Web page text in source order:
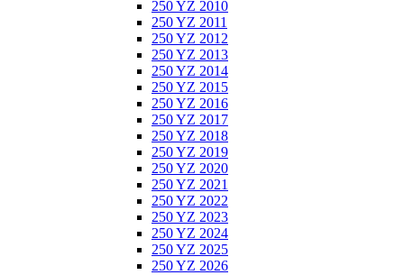
250 YZ 2010
250 YZ 2011
250 YZ 2012
250 YZ 2013
250 YZ 2014
250 YZ 2015
250 YZ 2016
250 YZ 2017
250 YZ 2018
250 YZ 2019
250 YZ 2020
250 YZ 2021
250 YZ 2022
250 YZ 2023
250 YZ 2024
250 YZ 2025
250 YZ 2026